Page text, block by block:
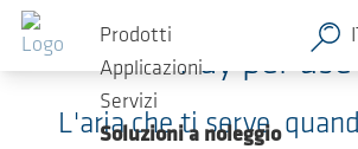
Salta al contenuto principale
Prodotti
Applicazioni
Servizi
Soluzioni a noleggio
Pay per use
L'aria che ti serve,